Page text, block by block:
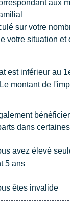
aux
sur votre
votre situation et
est inférieur au 1
montant de
dans
avez élevé
5 ans
êtes invalide